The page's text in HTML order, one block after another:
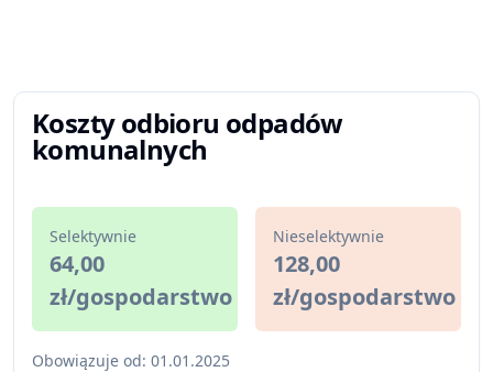
Koszty odbioru odpadów
komunalnych
Selektywnie
64,00
zł/gospodarstwo
Nieselektywnie
128,00
zł/gospodarstwo
Obowiązuje od: 01.01.2025